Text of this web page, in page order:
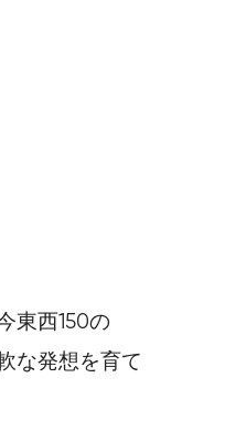
東西150の
な発想を育て